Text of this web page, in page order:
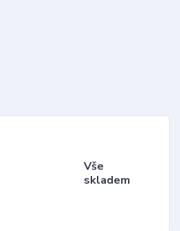
Vše
skladem